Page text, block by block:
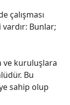
çalışması
Bunlar;
ve kuruluşlara
Bu
sahip olup